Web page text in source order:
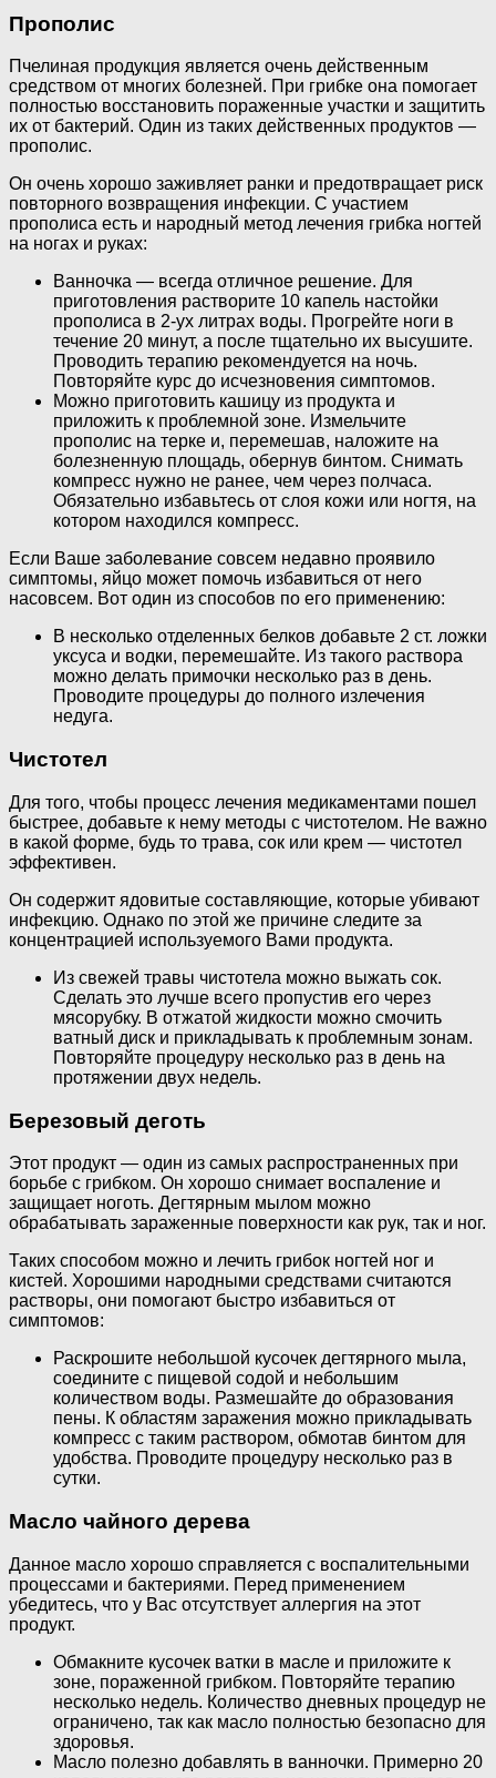
Прополис
Пчелиная продукция является очень действенным
средством от многих болезней. При грибке она помогает
полностью восстановить пораженные участки и защитить
их от бактерий. Один из таких действенных продуктов —
прополис.
Он очень хорошо заживляет ранки и предотвращает риск
повторного возвращения инфекции. С участием
прополиса есть и народный метод лечения грибка ногтей
на ногах и руках:
Ванночка — всегда отличное решение. Для
приготовления растворите 10 капель настойки
прополиса в 2-ух литрах воды. Прогрейте ноги в
течение 20 минут, а после тщательно их высушите.
Проводить терапию рекомендуется на ночь.
Повторяйте курс до исчезновения симптомов.
Можно приготовить кашицу из продукта и
приложить к проблемной зоне. Измельчите
прополис на терке и, перемешав, наложите на
болезненную площадь, обернув бинтом. Снимать
компресс нужно не ранее, чем через полчаса.
Обязательно избавьтесь от слоя кожи или ногтя, на
котором находился компресс.
Если Ваше заболевание совсем недавно проявило
симптомы, яйцо может помочь избавиться от него
насовсем. Вот один из способов по его применению:
В несколько отделенных белков добавьте 2 ст. ложки
уксуса и водки, перемешайте. Из такого раствора
можно делать примочки несколько раз в день.
Проводите процедуры до полного излечения
недуга.
Чистотел
Для того, чтобы процесс лечения медикаментами пошел
быстрее, добавьте к нему методы с чистотелом. Не важно
в какой форме, будь то трава, сок или крем — чистотел
эффективен.
Он содержит ядовитые составляющие, которые убивают
инфекцию. Однако по этой же причине следите за
концентрацией используемого Вами продукта.
Из свежей травы чистотела можно выжать сок.
Сделать это лучше всего пропустив его через
мясорубку. В отжатой жидкости можно смочить
ватный диск и прикладывать к проблемным зонам.
Повторяйте процедуру несколько раз в день на
протяжении двух недель.
Березовый деготь
Этот продукт — один из самых распространенных при
борьбе с грибком. Он хорошо снимает воспаление и
защищает ноготь. Дегтярным мылом можно
обрабатывать зараженные поверхности как рук, так и ног.
Таких способом можно и лечить грибок ногтей ног и
кистей. Хорошими народными средствами считаются
растворы, они помогают быстро избавиться от
симптомов:
Раскрошите небольшой кусочек дегтярного мыла,
соедините с пищевой содой и небольшим
количеством воды. Размешайте до образования
пены. К областям заражения можно прикладывать
компресс с таким раствором, обмотав бинтом для
удобства. Проводите процедуру несколько раз в
сутки.
Масло чайного дерева
Данное масло хорошо справляется с воспалительными
процессами и бактериями. Перед применением
убедитесь, что у Вас отсутствует аллергия на этот
продукт.
Обмакните кусочек ватки в масле и приложите к
зоне, пораженной грибком. Повторяйте терапию
несколько недель. Количество дневных процедур не
ограничено, так как масло полностью безопасно для
здоровья.
Масло полезно добавлять в ванночки. Примерно 20